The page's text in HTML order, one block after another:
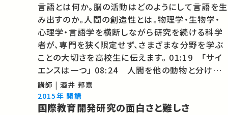
言語とは何か。脳の活動はどのようにして言語を生
み出すのか。人間の創造性とは。物理学・生物学・
心理学・言語学を横断しながら研究を続ける科学
者が、専門を狭く限定せず、さまざまな分野を学ぶ
ことの大切さを高校生に伝えます。 01:19 「サイ
エンスは一つ」 08:24 人間を他の動物と分ける3
要素 25:26 再帰的な言語の「木構造」 44:44
脳の「言語地図」 48:49 学問の3原則 ★ 教養学
部ホ…
講師 | 酒井 邦嘉
2015年 開講
国際教育開発研究の面白さと難しさ